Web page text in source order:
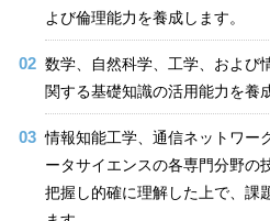
よび倫理能力を養成します。
数学、自然科学、工学、および
関する基礎知識の活用能力を養
情報知能工学、通信ネットワー
ータサイエンスの各専門分野の
把握し的確に理解した上で、課